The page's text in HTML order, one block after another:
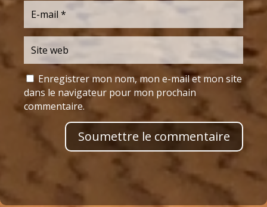
Enregistrer mon nom, mon e-mail et mon site
dans le navigateur pour mon prochain
commentaire.
Soumettre le commentaire